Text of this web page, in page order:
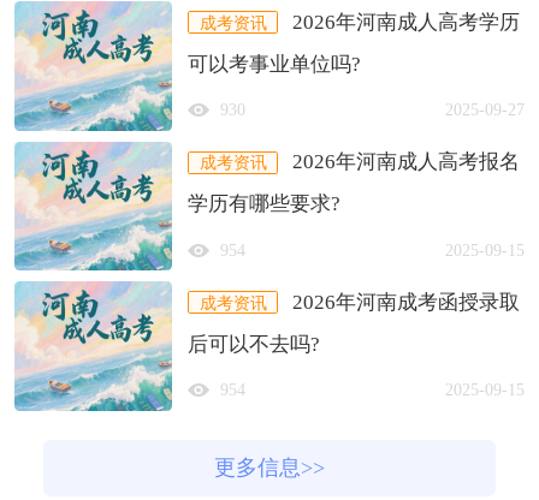
成考资讯
2026年河南成人高考学历
可以考事业单位吗?
930 2025-09-27
成考资讯
2026年河南成人高考报名
学历有哪些要求?
954 2025-09-15
成考资讯
2026年河南成考函授录取
后可以不去吗?
954 2025-09-15
更多信息>>